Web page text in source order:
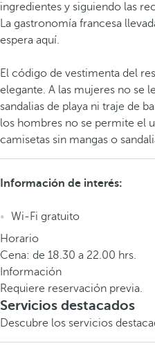
ingredientes y siguiendo las
La gastronomía francesa
espera aquí.
El código de vestimenta del
elegante. A las mujeres no se
sandalias de playa ni traje de
los hombres no se permite el
camisetas sin mangas o
Información de interés:
Wi-Fi gratuito
Horario
Cena: de 18.30 a 22.00 hrs.
Información
Requiere reservación previa.
Servicios destacados
Descubre los servicios